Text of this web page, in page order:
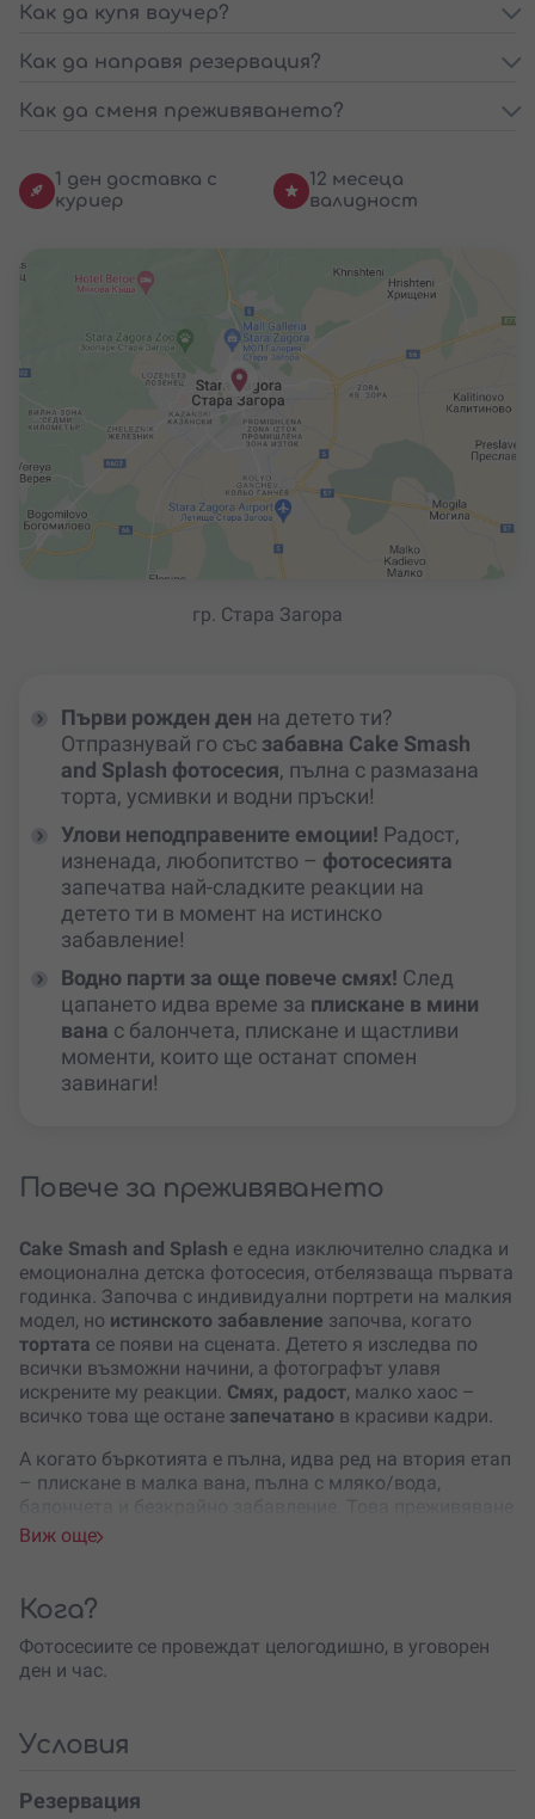
Как да купя ваучер?
Как да направя резервация?
Как да сменя преживяването?
1 ден доставка с
куриер
12 месеца
валидност
гр. Стара Загора
Първи рожден ден на детето ти?
Отпразнувай го със забавна Cake Smash
and Splash фотосесия, пълна с размазана
торта, усмивки и водни пръски!
Улови неподправените емоции! Радост,
изненада, любопитство – фотосесията
запечатва най-сладките реакции на
детето ти в момент на истинско
забавление!
Водно парти за още повече смях! След
цапането идва време за плискане в мини
вана с балончета, плискане и щастливи
моменти, които ще останат спомен
завинаги!
Повече за преживяването
Cake Smash and Splash е една изключително сладка и
емоционална детска фотосесия, отбелязваща първата
годинка. Започва с индивидуални портрети на малкия
модел, но истинското забавление започва, когато
тортата се появи на сцената. Детето я изследва по
всички възможни начини, а фотографът улавя
искрените му реакции. Смях, радост, малко хаос –
всичко това ще остане запечатано в красиви кадри.
А когато бъркотията е пълна, идва ред на втория етап
– плискане в малка вана, пълна с мляко/вода,
е идеално
Фотосесията се провежда в специално подготвено
студио, а ти можеш да
варианти или да заявишперсонализиран .
Организаторът разполага с облекло и аксесоари за
Родителите също могат да участват в кадрите като
правят на отделен декор.
Виж още
Кога?
Фотосесиите се провеждат целогодишно, в уговорен
ден и час.
Условия
Резервация